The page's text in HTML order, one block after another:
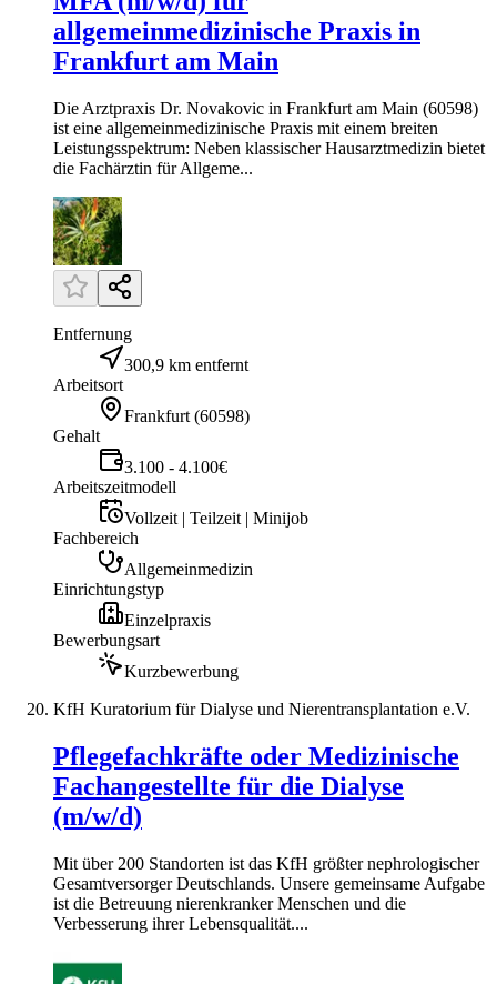
allgemeinmedizinische Praxis in
Frankfurt am Main
Die Arztpraxis Dr. Novakovic in Frankfurt am Main (60598)
ist eine allgemeinmedizinische Praxis mit einem breiten
Leistungsspektrum: Neben klassischer Hausarztmedizin bietet
die Fachärztin für Allgeme...
Entfernung
300,9 km entfernt
Arbeitsort
Frankfurt (60598)
Gehalt
3.100 - 4.100€
Arbeitszeitmodell
Vollzeit | Teilzeit | Minijob
Fachbereich
Allgemeinmedizin
Einrichtungstyp
Einzelpraxis
Bewerbungsart
Kurzbewerbung
KfH Kuratorium für Dialyse und Nierentransplantation e.V.
Pflegefachkräfte oder Medizinische
Fachangestellte für die Dialyse
(m/w/d)
Mit über 200 Standorten ist das KfH größter nephrologischer
Gesamtversorger Deutschlands. Unsere gemeinsame Aufgabe
ist die Betreuung nierenkranker Menschen und die
Verbesserung ihrer Lebensqualität....